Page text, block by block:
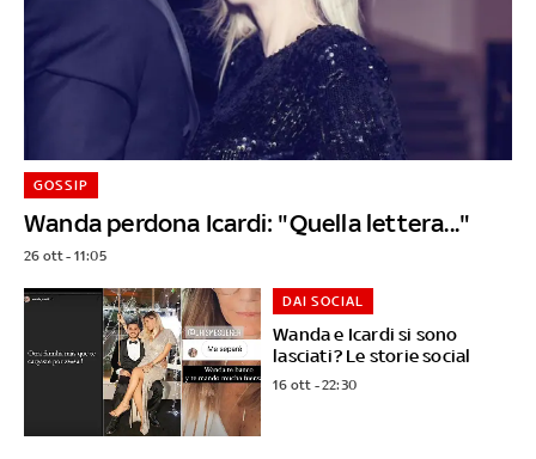
Wanda perdona Icardi: "Quella lettera..."
GOSSIP
26 ott - 11:05
Wanda e Icardi si sono
lasciati? Le storie social
DAI SOCIAL
16 ott - 22:30